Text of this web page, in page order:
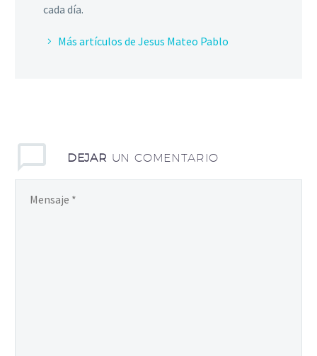
cada día.
Más artículos de Jesus Mateo Pablo
DEJAR UN COMENTARIO